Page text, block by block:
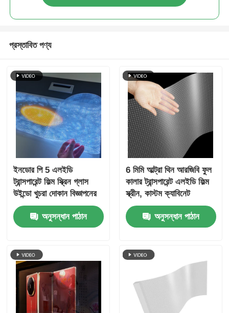
প্রস্তাবিত পণ্য
ইনডোর পি 5 এলইডি
ট্রান্সপারেন্ট ফিল্ম স্ক্রিন গ্লাস
উইন্ডো খুচরা দোকান বিজ্ঞাপনের
জন্য উচ্চ সংজ্ঞা আঠালো প্রদর্শন
অনুসন্ধান পাঠান
6 মিমি আল্ট্রা থিন আরজিবি ফুল
কালার ট্রান্সপারেন্ট এলইডি ফিল্ম
স্ক্রীন, কাস্টম ক্যাবিনেট
ডাইমেনশন, মল স্টোর উইন্ডোর
বাণিজ্যিক বিজ্ঞাপনের জন্য উচ্চ
স্বচ্ছতা নমনীয় এলইডি ফিল্ম
অনুসন্ধান পাঠান